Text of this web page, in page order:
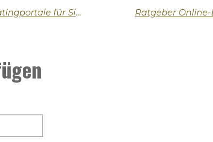
Datingtestsieger – Die besten Datingportale für Singles ab 30